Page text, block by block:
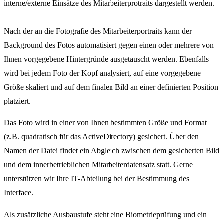
interne/externe Einsätze des Mitarbeiterprotraits dargestellt werden.
Nach der an die Fotografie des Mitarbeiterportraits kann der
Background des Fotos automatisiert gegen einen oder mehrere von
Ihnen vorgegebene Hintergründe ausgetauscht werden. Ebenfalls
wird bei jedem Foto der Kopf analysiert, auf eine vorgegebene
Größe skaliert und auf dem finalen Bild an einer definierten Position
platziert.
Das Foto wird in einer von Ihnen bestimmten Größe und Format
(z.B. quadratisch für das ActiveDirectory) gesichert. Über den
Namen der Datei findet ein Abgleich zwischen dem gesicherten Bild
und dem innerbetrieblichen Mitarbeiterdatensatz statt. Gerne
unterstützen wir Ihre IT-Abteilung bei der Bestimmung des
Interface.
Als zusätzliche Ausbaustufe steht eine Biometrieprüfung und ein